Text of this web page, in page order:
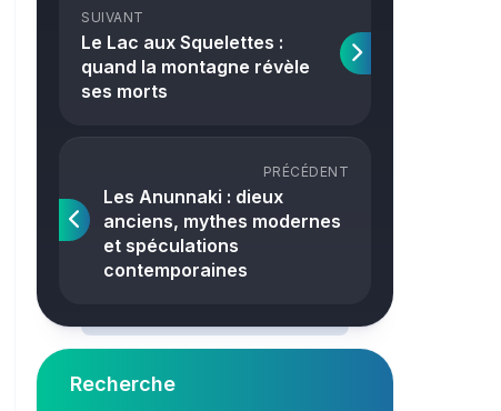
SUIVANT
Le Lac aux Squelettes :
quand la montagne révèle
ses morts
PRÉCÉDENT
Les Anunnaki : dieux
anciens, mythes modernes
et spéculations
contemporaines
Recherche